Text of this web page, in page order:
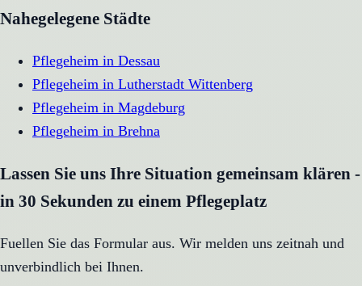
Nahegelegene Städte
Pflegeheim in Dessau
Pflegeheim in Lutherstadt Wittenberg
Pflegeheim in Magdeburg
Pflegeheim in Brehna
Lassen Sie uns Ihre Situation gemeinsam klären -
in 30 Sekunden zu einem Pflegeplatz
Fuellen Sie das Formular aus. Wir melden uns zeitnah und
unverbindlich bei Ihnen.